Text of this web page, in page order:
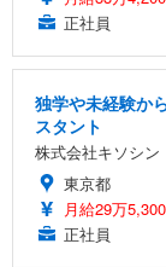
正社員
独学や未経験か
スタント
株式会社キソシン
東京都
月給29万
正社員